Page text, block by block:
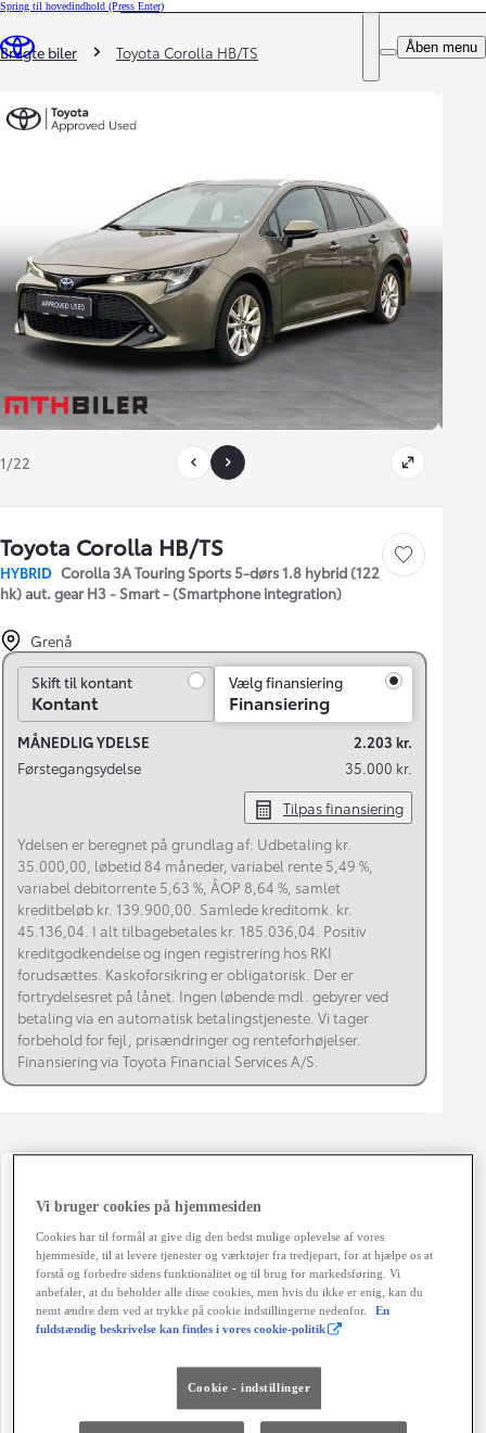
Spring til hovedindhold (Press Enter)
Book prøvetur
DEALER NAME
Åben menu
Du er her
Brugte biler Toyota Corolla HB/TS
1/22
Toyota Corolla HB/TS
HYBRID Corolla 3A Touring Sports 5-dørs 1.8 hybrid (122
hk) aut. gear H3 - Smart - (Smartphone integration)
Gem bil
Grenå
Skift til kontant
Skift til kontant
Kontant
Vælg finansiering
Finansiering
MÅNEDLIG YDELSE
2.203 kr.
Førstegangsydelse
35.000 kr.
Tilpas finansiering
Ydelsen er beregnet på grundlag af: Udbetaling kr.
35.000,00, løbetid 84 måneder, variabel rente 5,49 %,
variabel debitorrente 5,63 %, ÅOP 8,64 %, samlet
kreditbeløb kr. 139.900,00. Samlede kreditomk. kr.
45.136,04. I alt tilbagebetales kr. 185.036,04. Positiv
kreditgodkendelse og ingen registrering hos RKI
forudsættes. Kaskoforsikring er obligatorisk. Der er
fortrydelsesret på lånet. Ingen løbende mdl. gebyrer ved
betaling via en automatisk betalingstjeneste. Vi tager
forbehold for fejl, prisændringer og renteforhøjelser.
Finansiering via Toyota Financial Services A/S.
02-2020
2020
Kilometertal
142.280 km
Brændstof
Hybrid Benzin
Karosseri
Hestekræfter
Døre
5
Vi bruger cookies på hjemmesiden
Cookies har til formål at give dig den bedst mulige oplevelse af vores
hjemmeside, til at levere tjenester og værktøjer fra tredjepart, for at hjælpe os at
forstå og forbedre sidens funktionalitet og til brug for markedsføring. Vi
anbefaler, at du beholder alle disse cookies, men hvis du ikke er enig, kan du
nemt ændre dem ved at trykke på cookie indstillingerne nedenfor.
En
fuldstændig beskrivelse kan findes i vores cookie-politik
Cookie - indstillinger